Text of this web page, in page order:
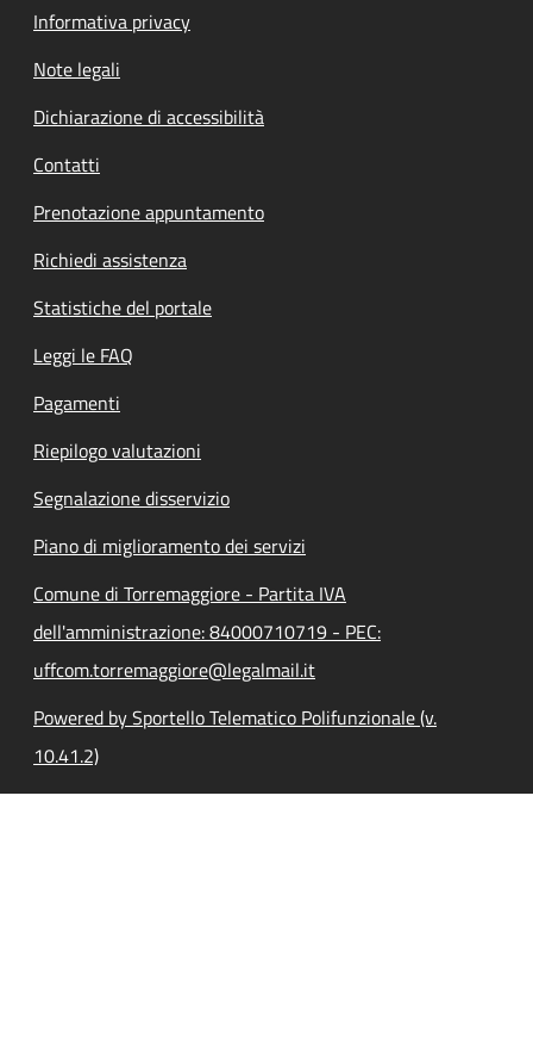
Informativa privacy
Note legali
Dichiarazione di accessibilità
Contatti
Prenotazione appuntamento
Richiedi assistenza
Statistiche del portale
Leggi le FAQ
Pagamenti
Riepilogo valutazioni
Segnalazione disservizio
Piano di miglioramento dei servizi
Comune di Torremaggiore - Partita IVA
dell'amministrazione: 84000710719 - PEC:
uffcom.torremaggiore@legalmail.it
Powered by Sportello Telematico Polifunzionale (v.
10.41.2)